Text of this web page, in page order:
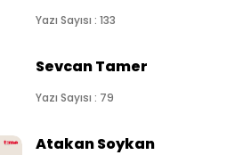
Yazı Sayısı : 133
Sevcan Tamer
Yazı Sayısı : 79
Atakan Soykan